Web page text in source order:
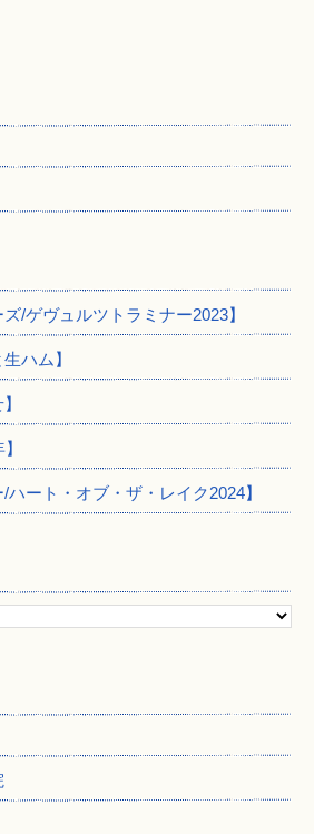
/ゲヴュルツトラミナー2023】
ハム】
ハート・オブ・ザ・レイク2024】